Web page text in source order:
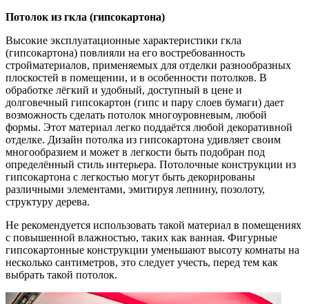
Потолок из гкла (гипсокартона)
Высокие эксплуатационные характеристики гкла
(гипсокартона) повлияли на его востребованность
стройматериалов, применяемых для отделки разнообразных
плоскостей в помещении, и в особенности потолков. В
обработке лёгкий и удобный, доступный в цене и
долговечный гипсокартон (гипс и пару слоев бумаги) дает
возможность сделать потолок многоуровневым, любой
формы. Этот материал легко поддаётся любой декоративной
отделке. Дизайн потолка из гипсокартона удивляет своим
многообразием и может в легкости быть подобран под
определённый стиль интерьера. Потолочные конструкции из
гипсокартона с легкостью могут быть декорированы
различными элементами, эмитируя лепнину, позолоту,
структуру дерева.
Не рекомендуется использовать такой материал в помещениях
с повышенной влажностью, таких как ванная. Фигурные
гипсокартонные конструкции уменьшают высоту комнаты на
несколько сантиметров, это следует учесть, перед тем как
выбрать такой потолок.